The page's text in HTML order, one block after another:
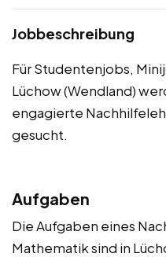
Jobbeschreibung
Für Studentenjobs,
Lüchow (Wendland)
engagierte
gesucht.
Aufgaben
Die Aufgaben eines
Mathematik sind in